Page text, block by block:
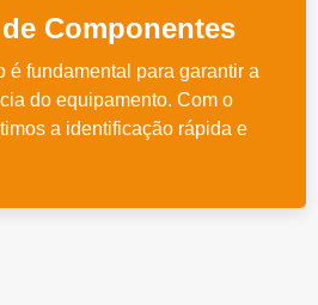
Componentes
é fundamental para garantir a
do equipamento. Com o
a identificação rápida e